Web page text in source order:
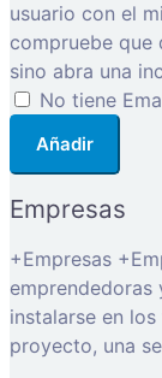
usuario con el
compruebe que
sino abra una
No tiene
Añadir
Empresas
+Empresas
emprendedoras
instalarse en
proyecto, una